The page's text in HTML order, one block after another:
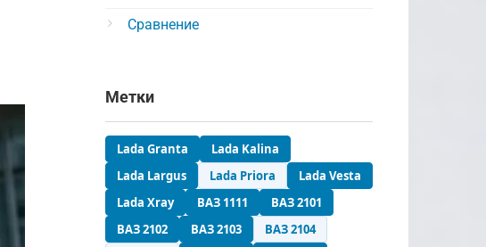
Сравнение
Метки
Lada Granta
Lada Kalina
Lada Largus
Lada Priora
Lada Vesta
Lada Xray
ВАЗ 1111
ВАЗ 2101
ВАЗ 2102
ВАЗ 2103
ВАЗ 2104